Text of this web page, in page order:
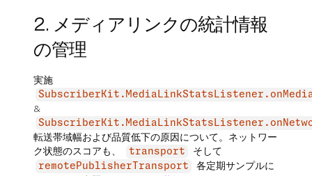
2. メディアリンクの統計情報
の管理
実施
&
転送帯域幅および品質低下の原因について。ネットワー
ク状態のスコアも、
transport そして
remotePublisherTransport
各定期サンプルに